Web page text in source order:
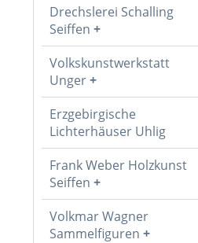
Drechslerei Schalling
Seiffen
Volkskunstwerkstatt
Unger
Erzgebirgische
Lichterhäuser Uhlig
Frank Weber Holzkunst
Seiffen
Volkmar Wagner
Sammelfiguren